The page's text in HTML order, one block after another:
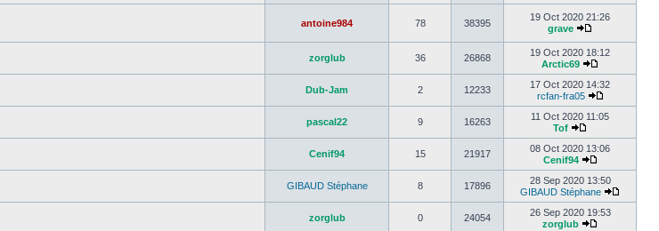
antoine984 78 38395
19 Oct 2020 21:26
grave
zorglub 36 26868
19 Oct 2020 18:12
Arctic69
Dub-Jam 2 12233
17 Oct 2020 14:32
rcfan-fra05
pascal22 9 16263
11 Oct 2020 11:05
Tof
Cenif94 15 21917
08 Oct 2020 13:06
Cenif94
GIBAUD Stéphane 8 17896
28 Sep 2020 13:50
GIBAUD Stéphane
zorglub 0 24054
26 Sep 2020 19:53
zorglub